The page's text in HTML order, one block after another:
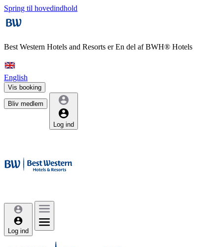
Spring til hovedindhold
Best Western Hotels and Resorts erEn del af BWH® Hotels
English
Vis booking
Bliv medlem
Log ind
Log ind